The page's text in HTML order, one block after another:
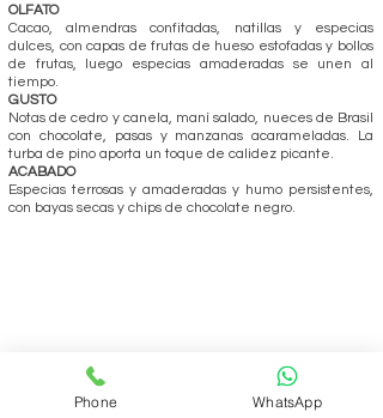
OLFATO
Cacao, almendras confitadas, natillas y especias
dulces, con capas de frutas de hueso estofadas y bollos
de frutas, luego especias amaderadas se unen al
tiempo.
GUSTO
Notas de cedro y canela, maní salado, nueces de Brasil
con chocolate, pasas y manzanas acarameladas. La
turba de pino aporta un toque de calidez picante.
ACABADO
Especias terrosas y amaderadas y humo persistentes,
con bayas secas y chips de chocolate negro.
Phone WhatsApp